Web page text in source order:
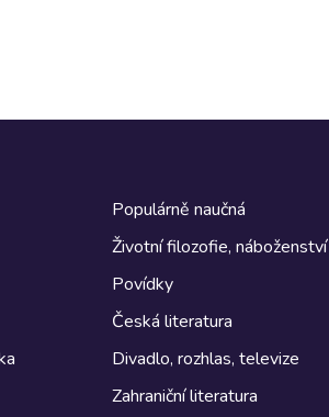
Populárně naučná
Životní filozofie, náboženství
Povídky
Česká literatura
Divadlo, rozhlas, televize
Zahraniční literatura